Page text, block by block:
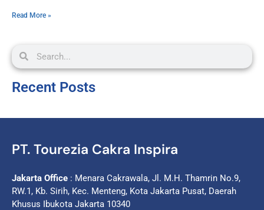
Read More »
Recent Posts
PT. Tourezia Cakra Inspira
Jakarta Office : Menara Cakrawala, Jl. M.H. Thamrin No.9,
RW.1, Kb. Sirih, Kec. Menteng, Kota Jakarta Pusat, Daerah
Khusus Ibukota Jakarta 10340